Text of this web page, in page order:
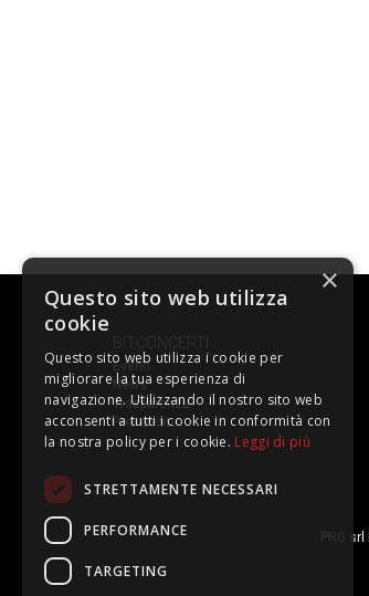
BITCONCERTI
Eventi
News
Trasparenza
Prevendite
PRG
×
Questo sito web utilizza
cookie
Questo sito web utilizza i cookie per
migliorare la tua esperienza di
navigazione. Utilizzando il nostro sito web
acconsenti a tutti i cookie in conformità con
la nostra policy per i cookie. Leggi di più
STRETTAMENTE NECESSARI
PERFORMANCE
TARGETING